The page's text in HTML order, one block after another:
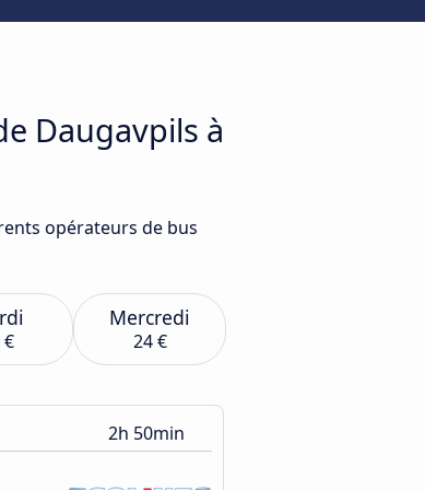
Daugavpils à
opérateurs de bus
€
Mercredi
24 €
2h 50min